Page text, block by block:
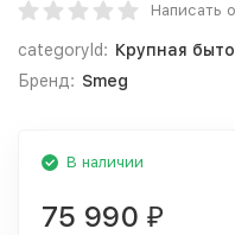
Написать
categoryId: Крупная
Бренд: Smeg
В наличии
75 990 ₽